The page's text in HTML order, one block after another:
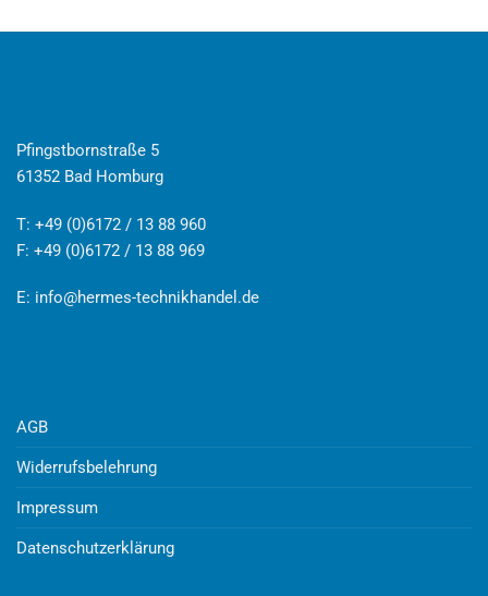
Pfingstbornstraße 5
61352 Bad Homburg
T: +49 (0)6172 / 13 88 960
F: +49 (0)6172 / 13 88 969
E: info@hermes-technikhandel.de
AGB
Widerrufsbelehrung
Impressum
Datenschutzerklärung